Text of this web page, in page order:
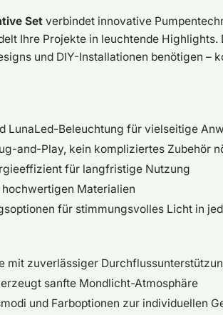
Set verbindet innovative
Ihre Projekte in leuchtende
und DIY-Installationen benötigen –
LunaLed-Beleuchtung für vielseitige
and-Play, kein kompliziertes Zubehör
für langfristige Nutzung
hochwertigen Materialien
für stimmungsvolles Licht in
mit zuverlässiger
sanfte Mondlicht-Atmosphäre
und Farboptionen zur individuellen